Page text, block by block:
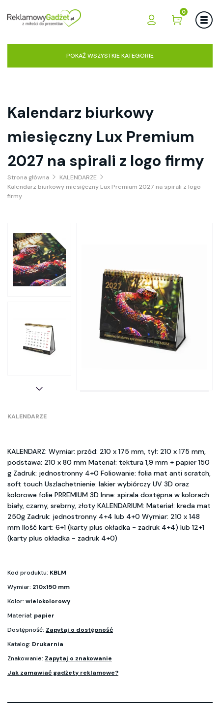
0
POKAŻ WSZYSTKIE KATEGORIE
Kalendarz biurkowy
miesięczny Lux Premium
2027 na spirali z logo firmy
Strona główna
KALENDARZE
Kalendarz biurkowy miesięczny Lux Premium 2027 na spirali z logo
firmy
KALENDARZE
KALENDARZ: Wymiar: przód: 210 x 175 mm, tył: 210 x 175 mm,
podstawa: 210 x 80 mm Materiał: tektura 1,9 mm + papier 150
g Zadruk: jednostronny 4+0 Foliowanie: folia mat anti scratch,
soft touch Uszlachetnienie: lakier wybiórczy UV 3D oraz
kolorowe folie PRREMIUM 3D Inne: spirala dostępna w kolorach:
biały, czarny, srebrny, złoty KALENDARIUM: Materiał: kreda mat
250g Zadruk: jednostronny 4+4 lub 4+0 Wymiar: 210 x 148
mm Ilość kart: 6+1 (karty plus okładka - zadruk 4+4) lub 12+1
(karty plus okładka - zadruk 4+0)
Kod produktu: KBLM
Wymiar: 210x150 mm
Kolor: wielokolorowy
Materiał: papier
Dostępność: Zapytaj o dostępność
Katalog: Drukarnia
Znakowanie: Zapytaj o znakowanie
Jak zamawiać gadżety reklamowe?